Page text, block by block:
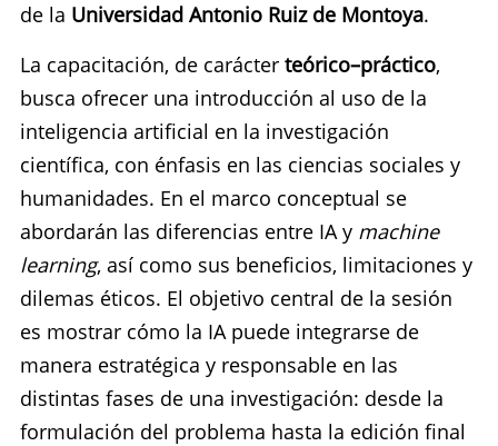
de la Universidad Antonio Ruiz de Montoya.
La capacitación, de carácter teórico–práctico,
busca ofrecer una introducción al uso de la
inteligencia artificial en la investigación
científica, con énfasis en las ciencias sociales y
humanidades. En el marco conceptual se
abordarán las diferencias entre IA y machine
learning, así como sus beneficios, limitaciones y
dilemas éticos. El objetivo central de la sesión
es mostrar cómo la IA puede integrarse de
manera estratégica y responsable en las
distintas fases de una investigación: desde la
formulación del problema hasta la edición final